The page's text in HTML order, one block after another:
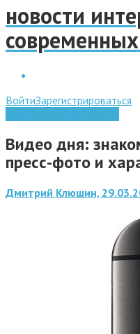
новости
ВойтиЗарегистрироваться
Видео дня:
пресс-фото и
Дмитрий Клюшин,